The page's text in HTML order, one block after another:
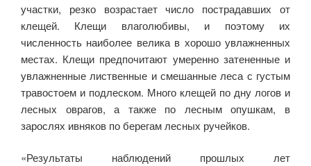
участки, резко возрастает число пострадавших от
клещей. Клещи влаголюбивы, и поэтому их
численность наиболее велика в хорошо увлажненных
местах. Клещи предпочитают умеренно затененные и
увлажненные лиственные и смешанные леса с густым
травостоем и подлеском. Много клещей по дну логов и
лесных оврагов, а также по лесным опушкам, в
зарослях ивняков по берегам лесных ручейков.
«Результаты наблюдений прошлых лет